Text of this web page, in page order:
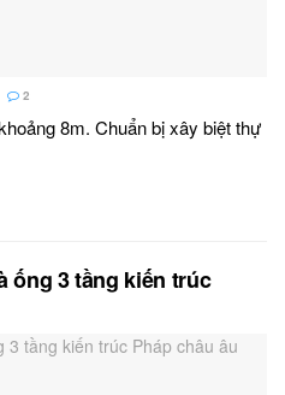
2
8m. Chuẩn bị xây biệt thự
ống 3 tầng kiến trúc